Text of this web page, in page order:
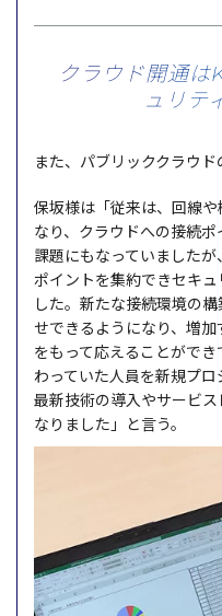
クラウド開通
ュリテ
また、 パブリッククラウド
保坂様は「従来は、 回線や
なり、 クラウドへの接続ポ
課題にもなっていましたが、
ポイントを集約できセキュ
した。新たな接続環境の構
せできるようになり、 増加
をもって応えることができ
わっていた人員を新規プロ
最新技術の導入やサービ
なりました」と言う。